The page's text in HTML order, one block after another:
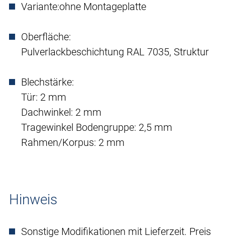
Variante:ohne Montageplatte
Oberfläche:
Pulverlackbeschichtung RAL 7035, Struktur
Blechstärke:
Tür: 2 mm
Dachwinkel: 2 mm
Tragewinkel Bodengruppe: 2,5 mm
Rahmen/Korpus: 2 mm
Hinweis
Sonstige Modifikationen mit Lieferzeit. Preis